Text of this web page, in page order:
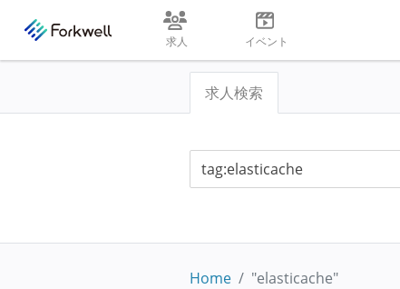
求人 イベント
求人検索
Home "elasticache"